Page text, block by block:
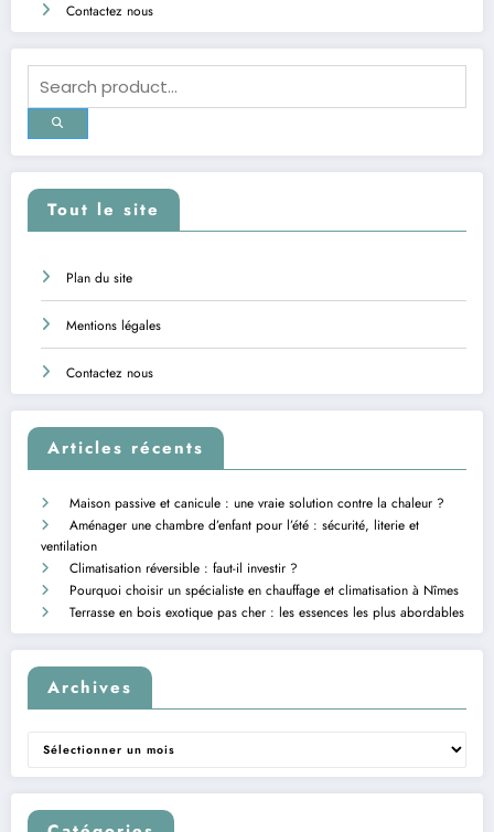
Contactez nous
Tout le site
Plan du site
Mentions légales
Contactez nous
Articles récents
Maison passive et canicule : une vraie solution contre la chaleur ?
Aménager une chambre d’enfant pour l’été : sécurité, literie et
ventilation
Climatisation réversible : faut-il investir ?
Pourquoi choisir un spécialiste en chauffage et climatisation à Nîmes
Terrasse en bois exotique pas cher : les essences les plus abordables
Archives
Archives